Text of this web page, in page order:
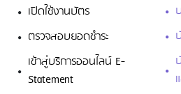
เปิดใช้งานบัตร
ตรวจสอบยอดชำระ
เข้าสู่บริการออนไลน์ E-
Statement